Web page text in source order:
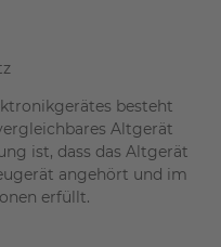
besteht
Altgerät
ist, dass das Altgerät
angehört und im
erfüllt.